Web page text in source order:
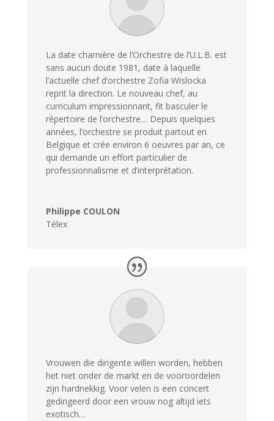
La date charnière de l’Orchestre de l’U.L.B. est
sans aucun doute 1981, date à laquelle
l’actuelle chef d’orchestre Zofia Wislocka
reprit la direction. Le nouveau chef, au
curriculum impressionnant, fit basculer le
répertoire de l’orchestre… Depuis quelques
années, l’orchestre se produit partout en
Belgique et crée environ 6 oeuvres par an, ce
qui demande un effort particulier de
professionnalisme et d’interprétation.
Philippe COULON
Télex
Vrouwen die dirigente willen worden, hebben
het niet onder de markt en de vooroordelen
zijn hardnekkig. Voor velen is een concert
gedirigeerd door een vrouw nog altijd iets
exotisch…